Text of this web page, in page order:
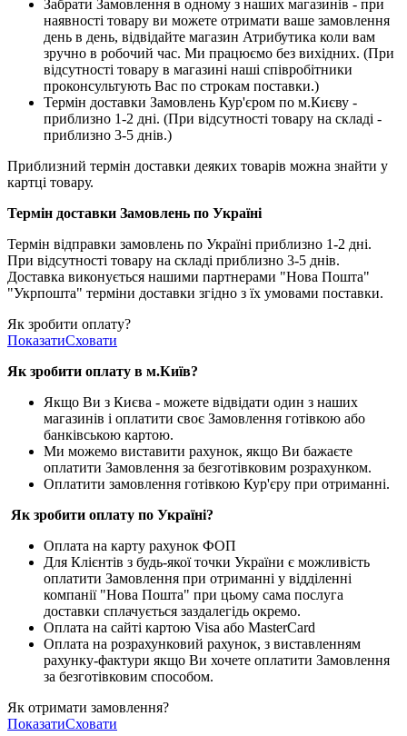
Забрати Замовлення в одному з наших магазинів - при
наявності товару ви можете отримати ваше замовлення
день в день, відвідайте магазин Атрибутика коли вам
зручно в робочий час. Ми працюємо без вихідних. (При
відсутності товару в магазині наші співробітники
проконсультують Вас по строкам поставки.)
Термін доставки Замовлень Кур'єром по м.Києву -
приблизно 1-2 дні. (При відсутності товару на складі -
приблизно 3-5 днів.)
Приблизний термін доставки деяких товарів можна знайти у
картці товару.
Термін доставки Замовлень по Україні
Термін відправки замовлень по Україні приблизно 1-2 дні.
При відсутності товару на складі приблизно 3-5 днів.
Доставка виконується нашими партнерами "Нова Пошта"
"Укрпошта" терміни доставки згідно з їх умовами поставки.
Як зробити оплату?
ПоказатиСховати
Як зробити оплату в м.Київ?
Якщо Ви з Києва - можете відвідати один з наших
магазинів і оплатити своє Замовлення готівкою або
банківською картою.
Ми можемо виставити рахунок, якщо Ви бажаєте
оплатити Замовлення за безготівковим розрахунком.
Оплатити замовлення готівкою Кур'єру при отриманні.
Як зробити оплату по Україні?
Оплата на карту рахунок ФОП
Для Клієнтів з будь-якої точки України є можливість
оплатити Замовлення при отриманні у відділенні
компанії "Нова Пошта" при цьому сама послуга
доставки сплачується заздалегідь окремо.
Оплата на сайті картою Visa або MasterCard
Оплата на розрахунковий рахунок, з виставленням
рахунку-фактури якщо Ви хочете оплатити Замовлення
за безготівковим способом.
Як отримати замовлення?
ПоказатиСховати